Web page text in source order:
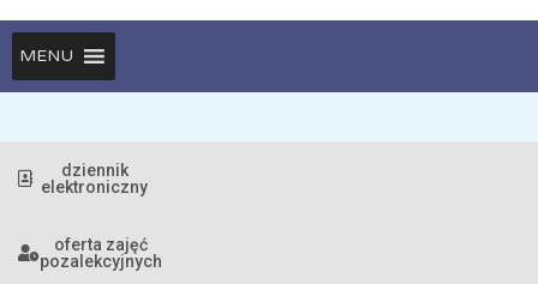
MENU
dziennik
elektroniczny
oferta zajęć
pozalekcyjnych